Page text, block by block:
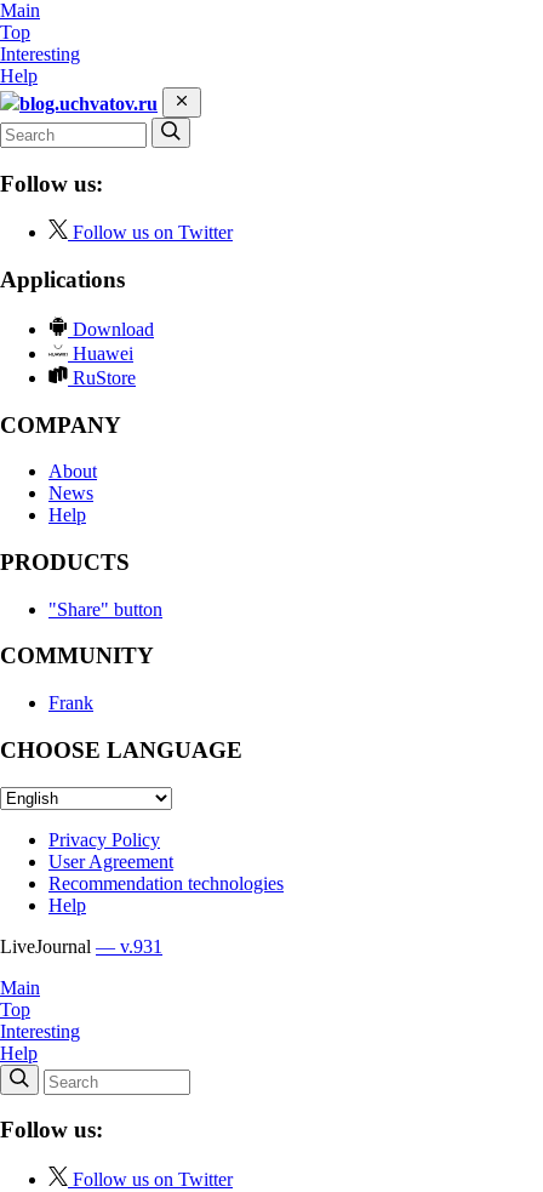
Main
Top
Interesting
Help
blog.uchvatov.ru
Follow us:
Follow us on Twitter
Applications
Download
Huawei
RuStore
COMPANY
About
News
Help
PRODUCTS
"Share" button
COMMUNITY
Frank
CHOOSE LANGUAGE
Privacy Policy
User Agreement
Recommendation technologies
Help
LiveJournal — v.931
Main
Top
Interesting
Help
Follow us:
Follow us on Twitter